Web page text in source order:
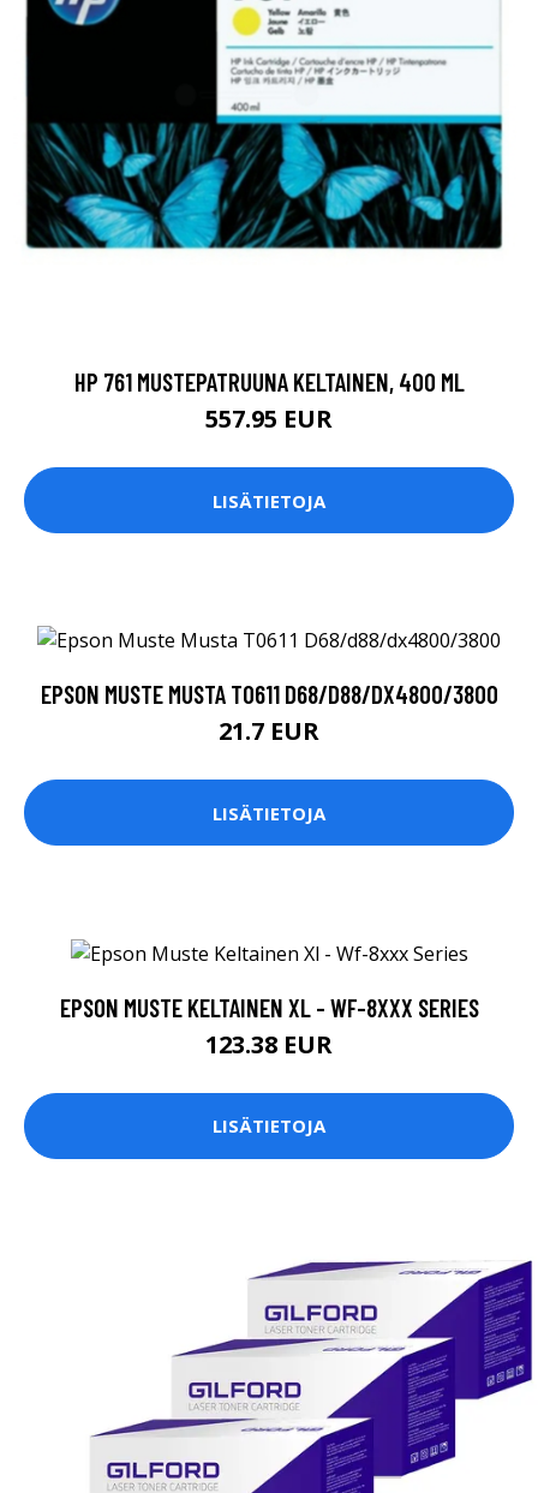
HP 761 MUSTEPATRUUNA KELTAINEN, 400 ML
557.95 EUR
LISÄTIETOJA
EPSON MUSTE MUSTA T0611 D68/D88/DX4800/3800
21.7 EUR
LISÄTIETOJA
EPSON MUSTE KELTAINEN XL - WF-8XXX SERIES
123.38 EUR
LISÄTIETOJA